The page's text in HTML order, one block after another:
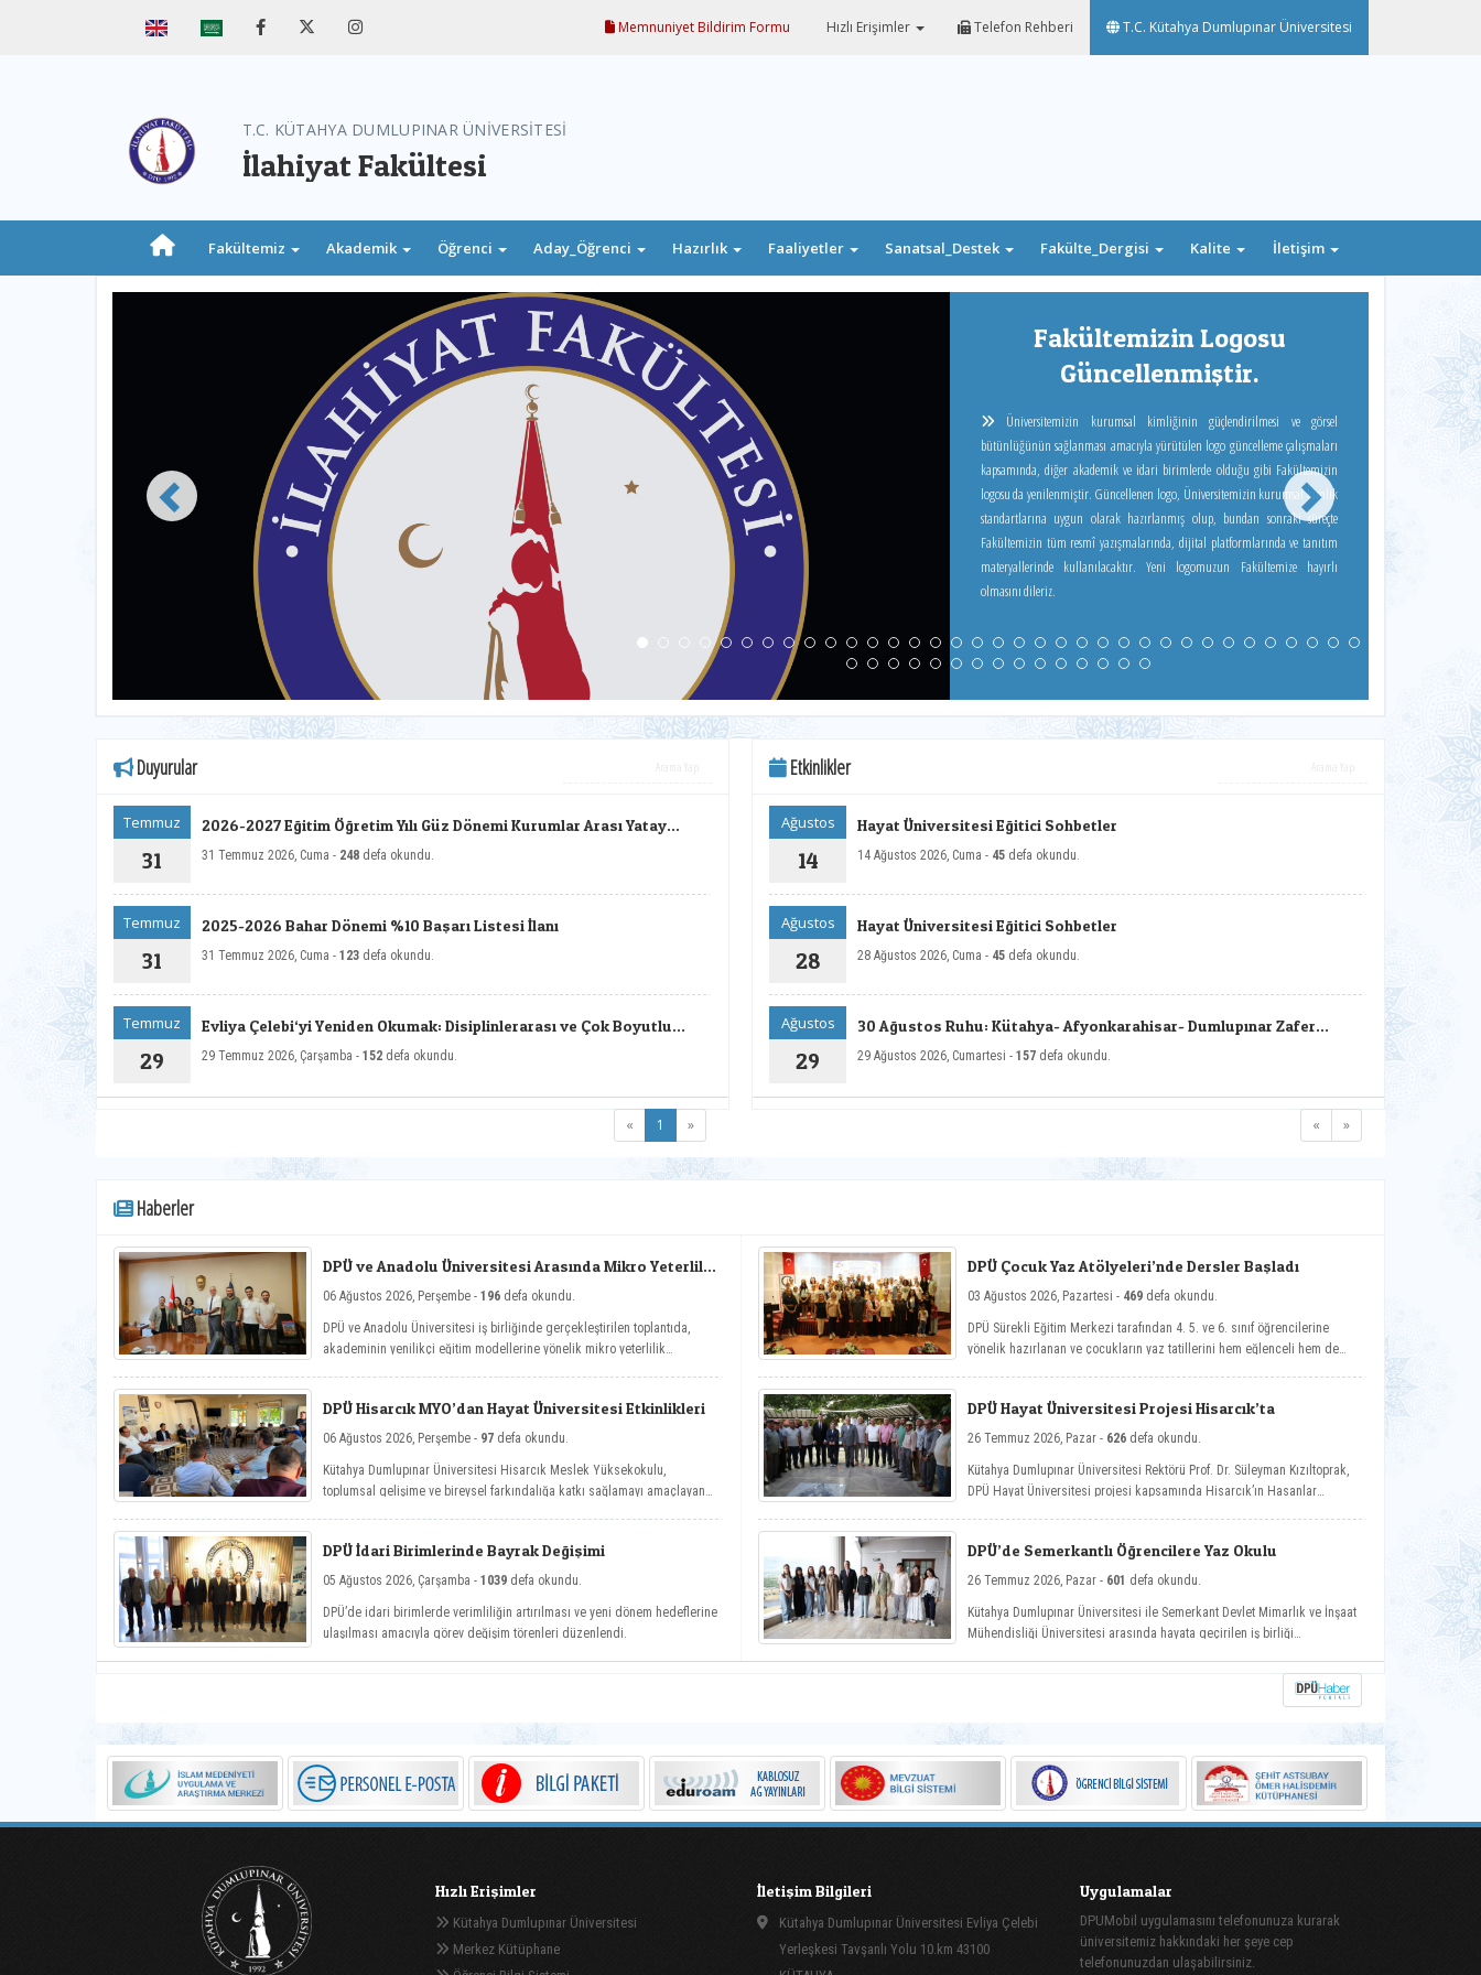
Memnuniyet Bildirim Formu Hızlı Erişimler Telefon Rehberi T.C. Kütahya Dumlupınar Üniversitesi
T.C. KÜTAHYA DUMLUPINAR ÜNİVERSİTESİ
İlahiyat Fakültesi
Fakültemiz Akademik Öğrenci Aday_Öğrenci Hazırlık Faaliyetler Sanatsal_Destek Fakülte_Dergisi Kalite İletişim
Fakültemizin Logosu
Güncellenmiştir.
Üniversitemizin kurumsal kimliğinin güçlendirilmesi ve görsel
bütünlüğünün sağlanması amacıyla yürütülen logo güncelleme çalışmaları
kapsamında, diğer akademik ve idari birimlerde olduğu gibi Fakültemizin
logosu da yenilenmiştir. Güncellenen logo, Üniversitemizin kurumsal kimlik
standartlarına uygun olarak hazırlanmış olup, bundan sonraki süreçte
Fakültemizin tüm resmî yazışmalarında, dijital platformlarında ve tanıtım
materyallerinde kullanılacaktır. Yeni logomuzun Fakültemize hayırlı
olmasını dileriz.
Previous Next
Duyurular
Temmuz
31
2026-2027 Eğitim Öğretim Yılı Güz Dönemi Kurumlar Arası Yatay
31 Temmuz 2026, Cuma - 248 defa okundu.
Temmuz
31
2025-2026 Bahar Dönemi %10 Başarı Listesi İlanı
31 Temmuz 2026, Cuma - 123 defa okundu.
Temmuz
29
Evliya Çelebi‘yi Yeniden Okumak: Disiplinlerarası ve Çok Boyutlu
29 Temmuz 2026, Çarşamba - 152 defa okundu.
« 1 (current)
»
Etkinlikler
Ağustos
14
Hayat Üniversitesi Eğitici Sohbetler
14 Ağustos 2026, Cuma - 45 defa okundu.
Ağustos
28
Hayat Üniversitesi Eğitici Sohbetler
28 Ağustos 2026, Cuma - 45 defa okundu.
Ağustos
29
30 Ağustos Ruhu: Kütahya- Afyonkarahisar- Dumlupınar Zafer
29 Ağustos 2026, Cumartesi - 157 defa okundu.
« »
Haberler
DPÜ ve Anadolu Üniversitesi Arasında Mikro Yeterlilik
06 Ağustos 2026, Perşembe - 196 defa okundu.
DPÜ ve Anadolu Üniversitesi iş birliğinde gerçekleştirilen toplantıda,
akademinin yenilikçi eğitim modellerine yönelik mikro yeterlilik
DPÜ Hisarcık MYO’dan Hayat Üniversitesi Etkinlikleri
06 Ağustos 2026, Perşembe - 97 defa okundu.
Kütahya Dumlupınar Üniversitesi Hisarcık Meslek Yüksekokulu,
toplumsal gelişime ve bireysel farkındalığa katkı sağlamayı amaçlayan
DPÜ İdari Birimlerinde Bayrak Değişimi
05 Ağustos 2026, Çarşamba - 1039 defa okundu.
DPÜ’de idari birimlerde verimliliğin artırılması ve yeni dönem hedeflerine
ulaşılması amacıyla görev değişim törenleri düzenlendi.
DPÜ Çocuk Yaz Atölyeleri’nde Dersler Başladı
03 Ağustos 2026, Pazartesi - 469 defa okundu.
DPÜ Sürekli Eğitim Merkezi tarafından 4. 5. ve 6. sınıf öğrencilerine
yönelik hazırlanan ve çocukların yaz tatillerini hem eğlenceli hem de
DPÜ Hayat Üniversitesi Projesi Hisarcık’ta
26 Temmuz 2026, Pazar - 626 defa okundu.
Kütahya Dumlupınar Üniversitesi Rektörü Prof. Dr. Süleyman Kızıltoprak,
DPÜ Hayat Üniversitesi projesi kapsamında Hisarcık’ın Hasanlar
DPÜ’de Semerkantlı Öğrencilere Yaz Okulu
26 Temmuz 2026, Pazar - 601 defa okundu.
Kütahya Dumlupınar Üniversitesi ile Semerkant Devlet Mimarlık ve İnşaat
Mühendisliği Üniversitesi arasında hayata geçirilen iş birliği
Hızlı Erişimler
Kütahya Dumlupınar Üniversitesi
Merkez Kütüphane
İletişim Bilgileri
Kütahya Dumlupınar Üniversitesi Evliya Çelebi
Yerleşkesi Tavşanlı Yolu 10.km 43100
Uygulamalar
DPUMobil uygulamasını telefonunuza kurarak
üniversitemiz hakkındaki her şeye cep
telefonunuzdan ulaşabilirsiniz.